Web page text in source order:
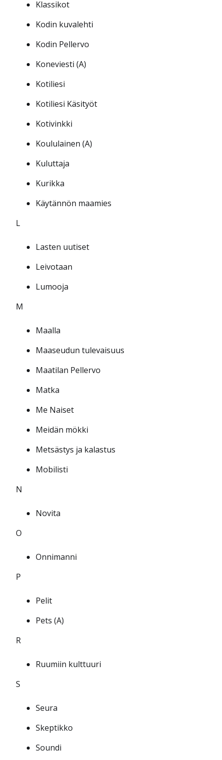
Klassikot
Kodin kuvalehti
Kodin Pellervo
Koneviesti (A)
Kotiliesi
Kotiliesi Käsityöt
Kotivinkki
Koululainen (A)
Kuluttaja
Kurikka
Käytännön maamies
L
Lasten uutiset
Leivotaan
Lumooja
M
Maalla
Maaseudun tulevaisuus
Maatilan Pellervo
Matka
Me Naiset
Meidän mökki
Metsästys ja kalastus
Mobilisti
N
Novita
O
Onnimanni
P
Pelit
Pets (A)
R
Ruumiin kulttuuri
S
Seura
Skeptikko
Soundi